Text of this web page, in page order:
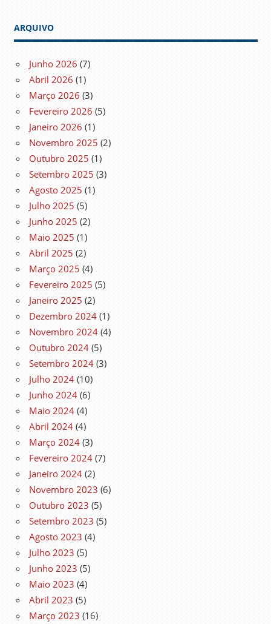
ARQUIVO
Junho 2026 (7)
Abril 2026 (1)
Março 2026 (3)
Fevereiro 2026 (5)
Janeiro 2026 (1)
Novembro 2025 (2)
Outubro 2025 (1)
Setembro 2025 (3)
Agosto 2025 (1)
Julho 2025 (5)
Junho 2025 (2)
Maio 2025 (1)
Abril 2025 (2)
Março 2025 (4)
Fevereiro 2025 (5)
Janeiro 2025 (2)
Dezembro 2024 (1)
Novembro 2024 (4)
Outubro 2024 (5)
Setembro 2024 (3)
Julho 2024 (10)
Junho 2024 (6)
Maio 2024 (4)
Abril 2024 (4)
Março 2024 (3)
Fevereiro 2024 (7)
Janeiro 2024 (2)
Novembro 2023 (6)
Outubro 2023 (5)
Setembro 2023 (5)
Agosto 2023 (4)
Julho 2023 (5)
Junho 2023 (5)
Maio 2023 (4)
Abril 2023 (5)
Março 2023 (16)